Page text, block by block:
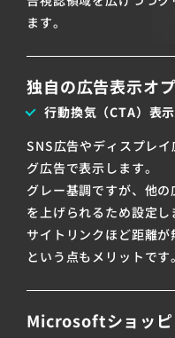
ます。
独自の広告表示オ
行動換気（CTA）表
SNS広告やディスプレ
グ広告で表示します。
グレー基調ですが、他
を上げられるため設定し
サイトリンクほど距離
という点もメリットです。
Microsoftショッピ